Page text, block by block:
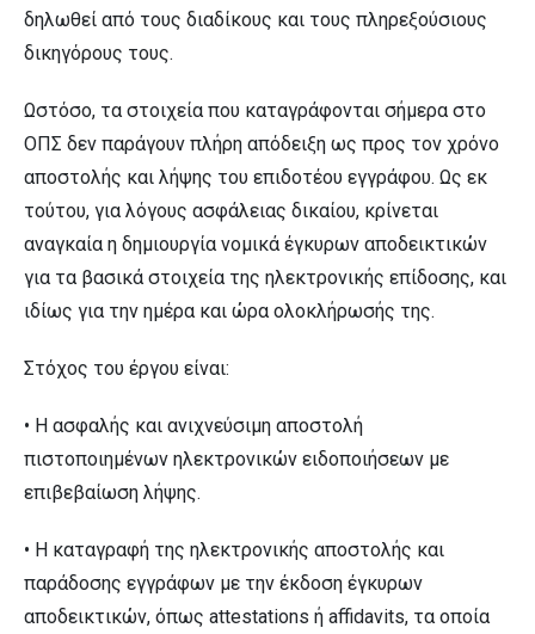
δηλωθεί από τους διαδίκους και τους πληρεξούσιους
δικηγόρους τους.
Ωστόσο, τα στοιχεία που καταγράφονται σήμερα στο
ΟΠΣ δεν παράγουν πλήρη απόδειξη ως προς τον χρόνο
αποστολής και λήψης του επιδοτέου εγγράφου. Ως εκ
τούτου, για λόγους ασφάλειας δικαίου, κρίνεται
αναγκαία η δημιουργία νομικά έγκυρων αποδεικτικών
για τα βασικά στοιχεία της ηλεκτρονικής επίδοσης, και
ιδίως για την ημέρα και ώρα ολοκλήρωσής της.
Στόχος του έργου είναι:
• Η ασφαλής και ανιχνεύσιμη αποστολή
πιστοποιημένων ηλεκτρονικών ειδοποιήσεων με
επιβεβαίωση λήψης.
• Η καταγραφή της ηλεκτρονικής αποστολής και
παράδοσης εγγράφων με την έκδοση έγκυρων
αποδεικτικών, όπως attestations ή affidavits, τα οποία